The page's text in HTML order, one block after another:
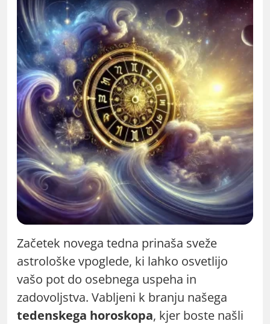
Začetek novega tedna prinaša sveže
astrološke vpoglede, ki lahko osvetlijo
vašo pot do osebnega uspeha in
zadovoljstva. Vabljeni k branju našega
tedenskega horoskopa, kjer boste našli